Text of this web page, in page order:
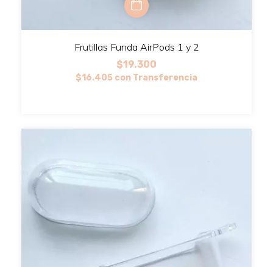
Frutillas Funda AirPods 1 y 2
$19.300
$16.405 con Transferencia